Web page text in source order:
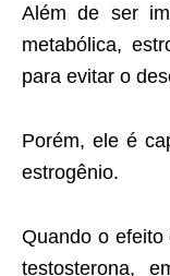
Além de ser
metabólica,
para evitar o
Porém, ele é
estrogênio.
Quando o
testosterona,